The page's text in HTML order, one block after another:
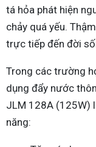
tá hỏa phát hiện
chảy quá yếu.
trực tiếp đến đời
Trong các trường
dụng đẩy nước
JLM 128A (125W)
năng: